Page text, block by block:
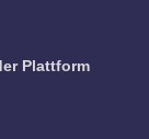
Plattform